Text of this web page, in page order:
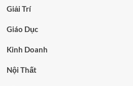
Giải Trí
Giáo Dục
Kinh Doanh
Nội Thất